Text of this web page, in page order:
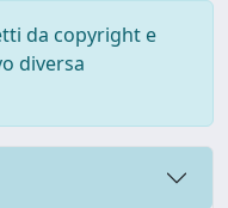
da copyright e
diversa